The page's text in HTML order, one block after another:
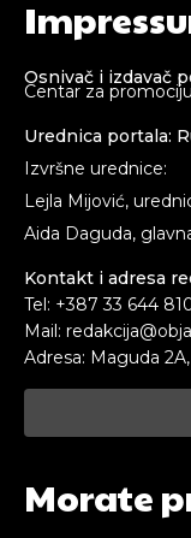
Osnivač i izdavač
Centar za
Urednica portala:
Izvršne urednice:
Lejla Mijović,
Aida Daguda,
Kontakt i adresa
Tel: +387 33 644
Mail:
Adresa: Maguda
Morate